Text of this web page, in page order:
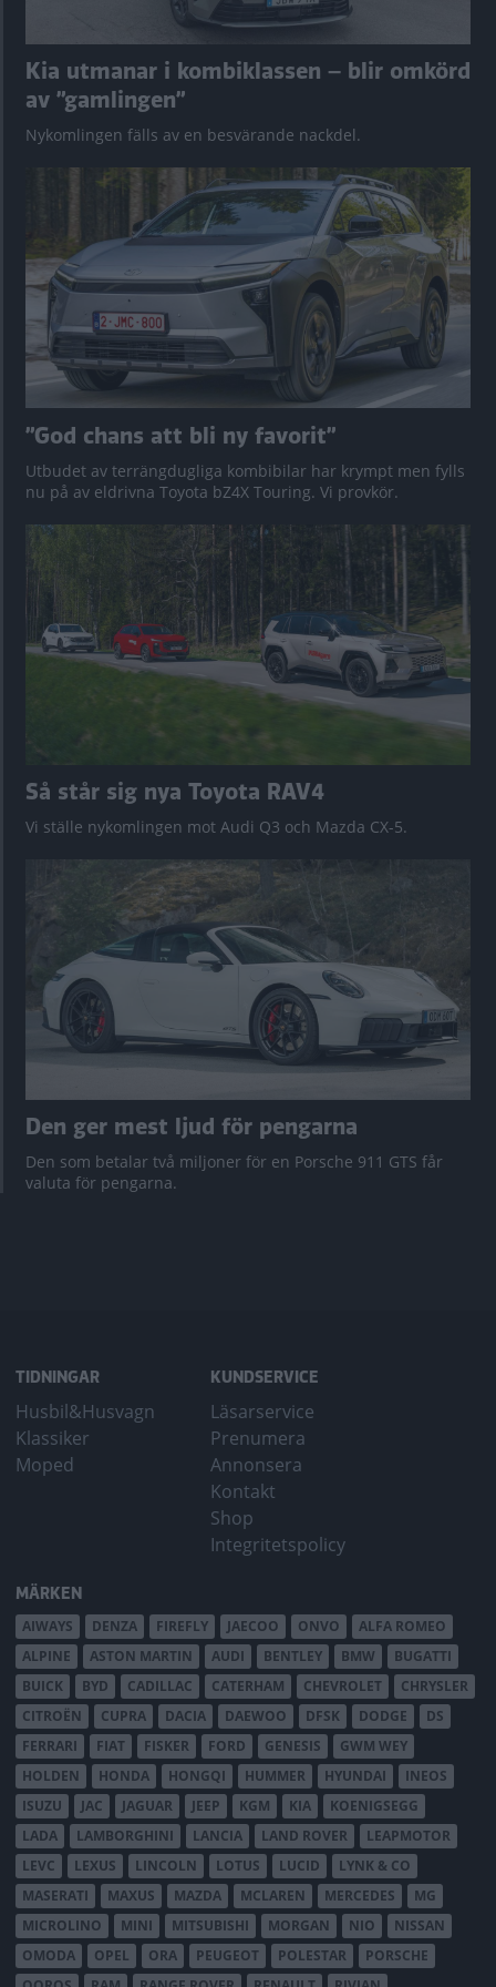
Kia utmanar i kombiklassen – blir omkörd
av ”gamlingen”
Nykomlingen fälls av en besvärande nackdel.
”God chans att bli ny favorit”
Utbudet av terrängdugliga kombibilar har krympt men fylls
nu på av eldrivna Toyota bZ4X Touring. Vi provkör.
Så står sig nya Toyota RAV4
Vi ställe nykomlingen mot Audi Q3 och Mazda CX-5.
Den ger mest ljud för pengarna
Den som betalar två miljoner för en Porsche 911 GTS får
valuta för pengarna.
TIDNINGAR
Husbil&Husvagn
Klassiker
Moped
KUNDSERVICE
Läsarservice
Prenumera
Annonsera
Kontakt
Shop
Integritetspolicy
MÄRKEN
AIWAYS DENZA FIREFLY JAECOO ONVO
ALFA ROMEO
ALPINE
ASTON MARTIN AUDI BENTLEY BMW
BUGATTI
BUICK
BYD CADILLAC CATERHAM CHEVROLET
CHRYSLER
CITROËN
CUPRA DACIA DAEWOO DFSK DODGE
DS
FERRARI
FIAT FISKER FORD GENESIS
GWM WEY
HOLDEN
HONDA HONGQI HUMMER HYUNDAI
INEOS
ISUZU
JAC JAGUAR JEEP KGM KIA
KOENIGSEGG
LADA
LAMBORGHINI LANCIA LAND ROVER
LEAPMOTOR
LEVC
LEXUS LINCOLN LOTUS LUCID
LYNK & CO
MASERATI
MAXUS MAZDA MCLAREN MERCEDES
MG
MICROLINO
MINI MITSUBISHI MORGAN NIO
NISSAN
OMODA
OPEL ORA PEUGEOT POLESTAR
PORSCHE